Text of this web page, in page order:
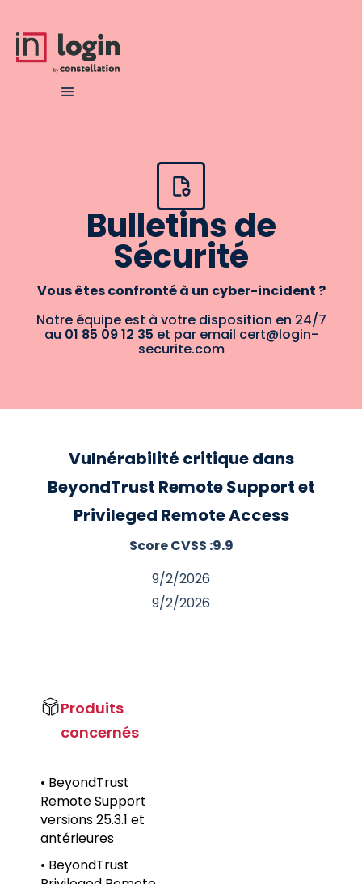
Bulletins de
Sécurité
Vous êtes confronté à un cyber-incident ?
Notre équipe est à votre disposition en 24/7
au 01 85 09 12 35 et par email cert@login-
securite.com
Vulnérabilité critique dans
BeyondTrust Remote Support et
Privileged Remote Access
Score CVSS :9.9
9/2/2026
9/2/2026
Produits
concernés
• BeyondTrust
Remote Support
versions 25.3.1 et
antérieures
• BeyondTrust